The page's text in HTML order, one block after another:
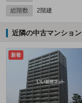
総階数 2階建
近隣の中古マンション
新着